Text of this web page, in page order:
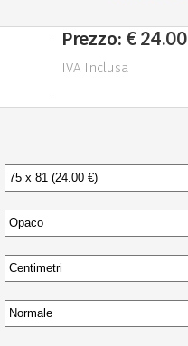
Prezzo: € 24.00
IVA Inclusa